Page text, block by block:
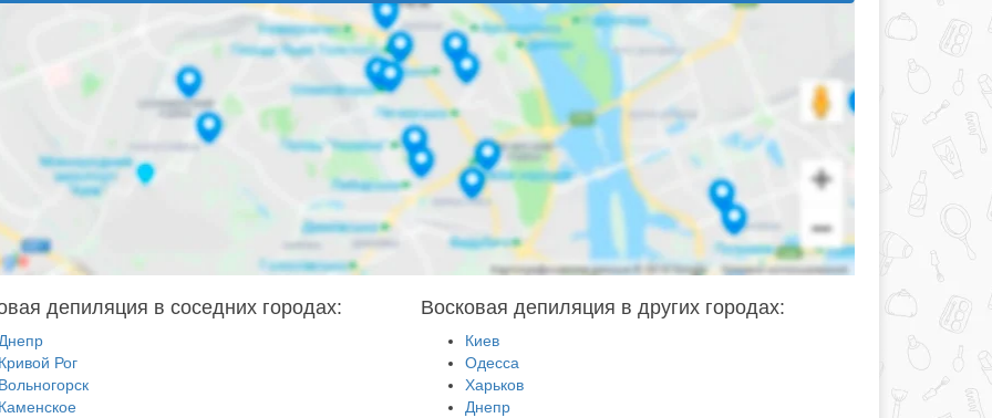
депиляция в соседних городах:
Рог
Восковая депиляция в других городах:
Киев
Одесса
Харьков
Днепр